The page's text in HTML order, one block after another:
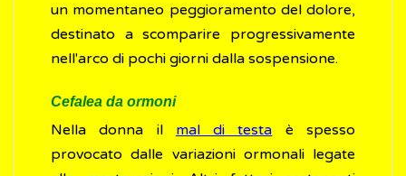
un momentaneo peggioramento del dolore,
destinato a scomparire progressivamente
nell'arco di pochi giorni dalla sospensione.
Cefalea da ormoni
Nella donna il mal di testa è spesso
provocato dalle variazioni ormonali legate